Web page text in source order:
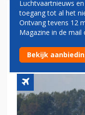
MAX 9
EERST IN
Luchtvaartnieuws
toegang tot al het
Ontvang tevens 12
Magazine in de mail
Bekijk